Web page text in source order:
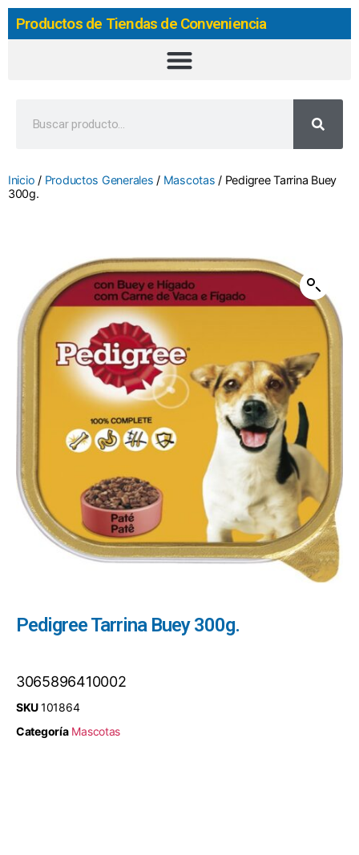
Productos de Tiendas de Conveniencia
Inicio / Productos Generales / Mascotas / Pedigree Tarrina Buey
300g.
Pedigree Tarrina Buey 300g.
3065896410002
SKU101864
Categoría Mascotas